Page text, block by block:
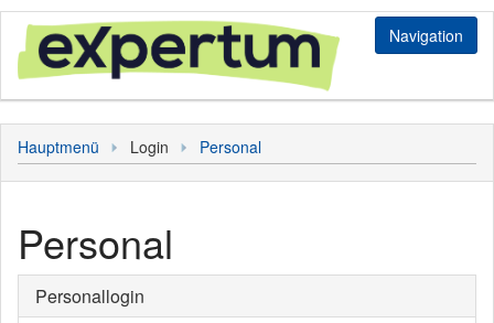
Navigation
Login
Bediener
Personal
Sonstiges
Hauptmenü
Hauptmenü Login Personal
Personal
Personallogin